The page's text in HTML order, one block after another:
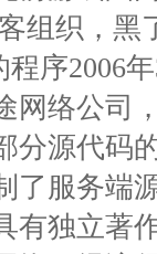
组织，黑
序2006
网络公司
分源代码
了服务端
有独立著